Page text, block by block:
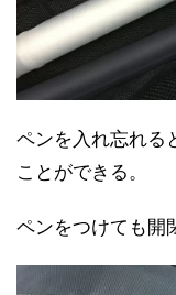
ペンを入れ忘れる
ことができる。
ペンをつけても開